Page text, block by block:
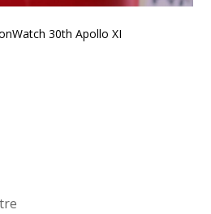
30th Apollo XI